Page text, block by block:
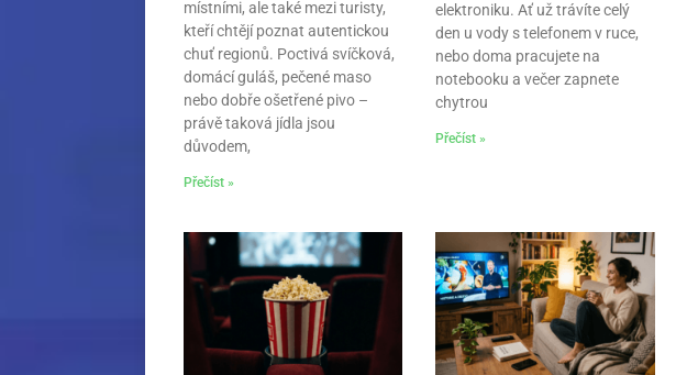
místními, ale také mezi turisty,
kteří chtějí poznat autentickou
chuť regionů. Poctivá svíčková,
domácí guláš, pečené maso
nebo dobře ošetřené pivo –
právě taková jídla jsou
důvodem,
Přečíst »
elektroniku. Ať už trávíte celý
den u vody s telefonem v ruce,
nebo doma pracujete na
notebooku a večer zapnete
chytrou
Přečíst »